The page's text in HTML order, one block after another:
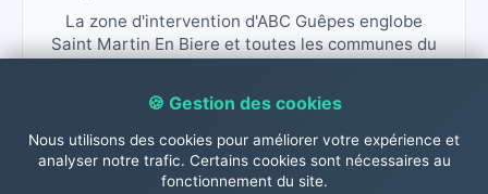
La zone d'intervention d'ABC Guêpes englobe
Saint Martin En Biere et toutes les communes du
Barbizon Fleury En Biere
Arbonne La Foret Cely Perthes
🍪 Gestion des cookies
Nous utilisons des cookies pour améliorer votre expérience et
analyser notre trafic. Certains cookies sont nécessaires au
fonctionnement du site.